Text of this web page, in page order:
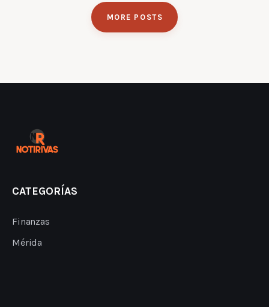
MORE POSTS
CATEGORÍAS
Finanzas
Mérida